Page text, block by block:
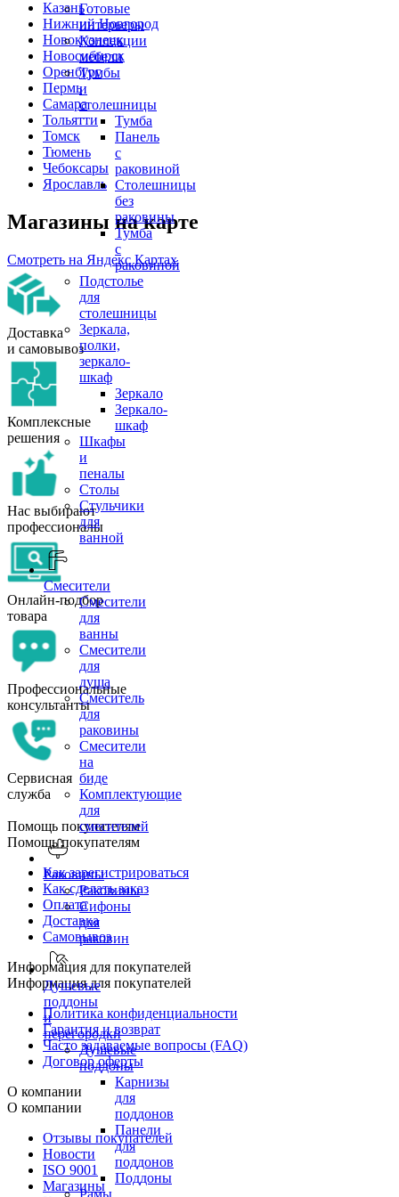
Готовые
интерьеры
Коллекции
мебели
Тумбы
и
столешницы
Тумба
Панель
с
раковиной
Столешницы
без
раковины
Тумба
с
раковиной
Подстолье
для
столешницы
Зеркала,
полки,
зеркало-
шкаф
Зеркало
Зеркало-
шкаф
Шкафы
и
пеналы
Столы
Стульчики
для
ванной
Смесители
Смесители
для
ванны
Смесители
для
душа
Смеситель
для
раковины
Смесители
на
биде
Комплектующие
для
смесителей
Раковины
Раковины
Сифоны
для
раковин
Душевые
поддоны
и
перегородки
Душевые
поддоны
Карнизы
для
поддонов
Панели
для
поддонов
Поддоны
Казань
Нижний Новгород
Новокузнецк
Новосибирск
Оренбург
Пермь
Самара
Тольятти
Томск
Тюмень
Чебоксары
Ярославль
Магазины на карте
Смотреть на Яндекс Картах
Доставка
и самовывоз
Комплексные
решения
Нас выбирают
профессионалы
Онлайн-подбор
товара
Профессиональные
консультанты
Сервисная
служба
Помощь покупателям
Помощь покупателям
Как зарегистрироваться
Как сделать заказ
Оплата
Доставка
Самовывоз
Информация для покупателей
Информация для покупателей
Политика конфиденциальности
Гарантия и возврат
Часто задаваемые вопросы (FAQ)
Договор оферты
О компании
О компании
Отзывы покупателей
Новости
ISO 9001
Магазины